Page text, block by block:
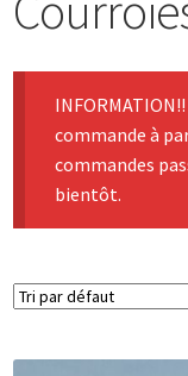
commande à
commandes
bientôt.